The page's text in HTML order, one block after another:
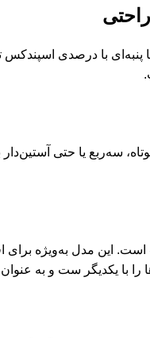
پنبه‌ای با درصدی
سه‌ربع یا حتی
مدل به‌ویژه برای
ها را با یکدیگر ست و به